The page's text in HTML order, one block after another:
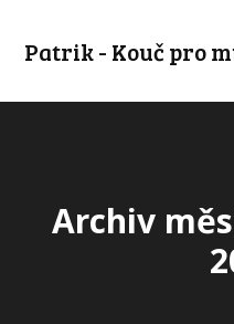
Patrik - Kouč pro
Archiv